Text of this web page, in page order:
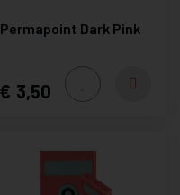
Permapoint Dark Pink
3,50